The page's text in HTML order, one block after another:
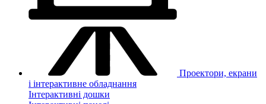
Проектори, екрани
і інтерактивне обладнання
Інтерактивні дошки